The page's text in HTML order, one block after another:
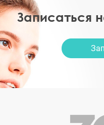
Записаться